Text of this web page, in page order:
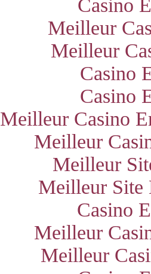
Casino
Meilleur
Meilleur
Casino
Casino
Meilleur Casino
Meilleur
Meilleur
Meilleur Site
Casino
Meilleur
Meilleur